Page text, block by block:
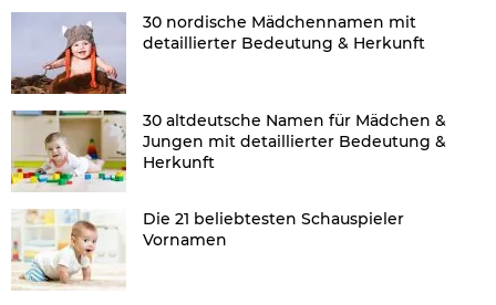
30 nordische Mädchennamen mit
detaillierter Bedeutung & Herkunft
30 altdeutsche Namen für Mädchen &
Jungen mit detaillierter Bedeutung &
Herkunft
Die 21 beliebtesten Schauspieler
Vornamen